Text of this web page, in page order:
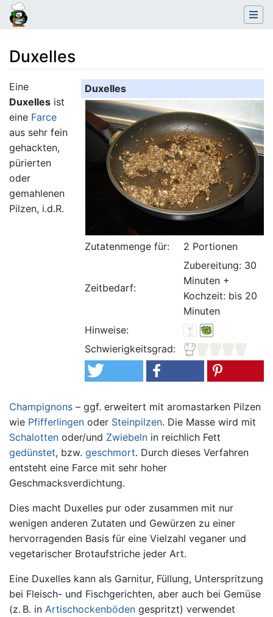
Duxelles
Wechseln zu: Navigation,Suche
Duxelles
Zutatenmenge für: 2 Portionen
Zeitbedarf:
Zubereitung: 30
Minuten +
Kochzeit: bis 20
Minuten
Hinweise:
Schwierigkeitsgrad:
Eine
Duxelles ist
eine Farce
aus sehr fein
gehackten,
pürierten
oder
gemahlenen
Pilzen, i.d.R.
Champignons – ggf. erweitert mit aromastarken Pilzen
wie Pfifferlingen oder Steinpilzen. Die Masse wird mit
Schalotten oder/und Zwiebeln in reichlich Fett
gedünstet, bzw. geschmort. Durch dieses Verfahren
entsteht eine Farce mit sehr hoher
Geschmacksverdichtung.
Dies macht Duxelles pur oder zusammen mit nur
wenigen anderen Zutaten und Gewürzen zu einer
hervorragenden Basis für eine Vielzahl veganer und
vegetarischer Brotaufstriche jeder Art.
Eine Duxelles kann als Garnitur, Füllung, Unterspritzung
bei Fleisch- und Fischgerichten, aber auch bei Gemüse
(z. B. in Artischockenböden gespritzt) verwendet